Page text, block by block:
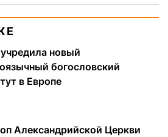
новый
богословский
в Европе
Александрийской Церкви